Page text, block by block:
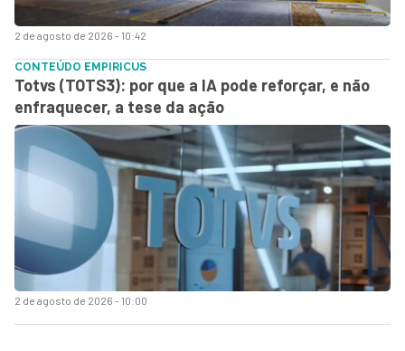
2 de agosto de 2026 - 10:42
2 de agosto de 2026 - 10:00
CONTEÚDO EMPIRICUS
Totvs (TOTS3): por que a IA pode reforçar, e não
enfraquecer, a tese da ação